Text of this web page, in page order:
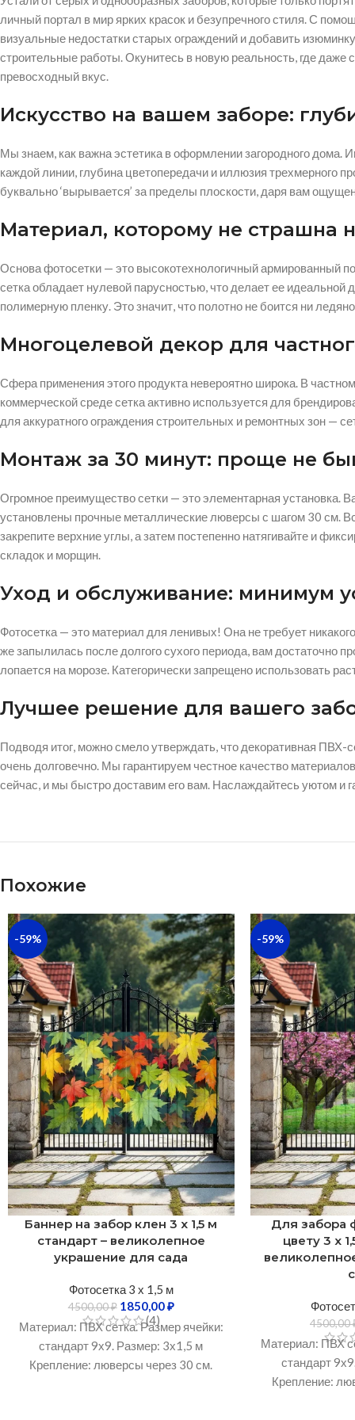
личный портал в мир ярких красок и безупречного стиля. С
визуальные недостатки старых ограждений и добавить
строительные работы. Окунитесь в новую реальность, где
превосходный вкус.
Искусство на вашем заборе:
Мы знаем, как важна эстетика в оформлении загородного
каждой линии, глубина цветопередачи и иллюзия трехмерного
буквально ‘вырывается’ за пределы плоскости, даря вам
Материал, которому не страшна
Основа фотосетки — это высокотехнологичный армированный
сетка обладает нулевой парусностью, что делает ее
полимерную пленку. Это значит, что полотно не боится ни
Многоцелевой декор для
Сфера применения этого продукта невероятно широка. В
коммерческой среде сетка активно используется для
для аккуратного ограждения строительных и ремонтных зон —
Монтаж за 30 минут: проще не
Огромное преимущество сетки — это элементарная установка.
установлены прочные металлические люверсы с шагом 30 см.
закрепите верхние углы, а затем постепенно натягивайте и
складок и морщин.
Уход и обслуживание: минимум
Фотосетка — это материал для ленивых! Она не требует
же запылилась после долгого сухого периода, вам достаточно
лопается на морозе. Категорически запрещено использовать
Лучшее решение для вашего
Подводя итог, можно смело утверждать, что декоративная ПВХ-
очень долговечно. Мы гарантируем честное качество
сейчас, и мы быстро доставим его вам. Наслаждайтесь уютом и
Похожие
-59%
Баннер на забор клен 3 х 1,5 м
стандарт – великолепное
украшение для сада
Фотосетка 3 х 1,5 м
4500,00₽ 1850,00₽
(4)
Материал: ПВХ сетка. Размер ячейки:
стандарт 9х9. Размер: 3х1,5 м
Крепление: люверсы через 30 см.
-59%
Для забора
цвету 3 х
4500,00
Материал: ПВХ
стандарт
Крепление: